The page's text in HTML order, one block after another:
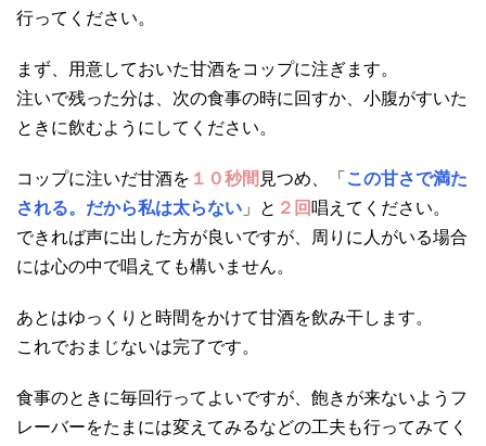
行ってください。
まず、用意しておいた甘酒をコップに注ぎます。
注いで残った分は、次の食事の時に回すか、小腹がすいた
ときに飲むようにしてください。
コップに注いだ甘酒を １０秒間 見つめ、「 この甘さで満た
される。だから私は太らない 」と ２回 唱えてください。
できれば声に出した方が良いですが、周りに人がいる場合
には心の中で唱えても構いません。
あとはゆっくりと時間をかけて甘酒を飲み干します。
これでおまじないは完了です。
食事のときに毎回行ってよいですが、飽きが来ないようフ
レーバーをたまには変えてみるなどの工夫も行ってみてく